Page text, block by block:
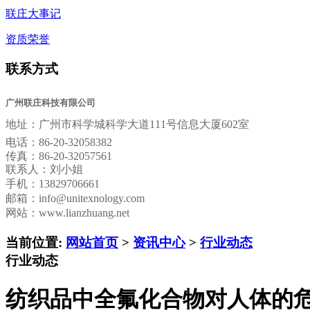
联庄大事记
资质荣誉
联系方式
广州联庄科技有限公司
地址： 广州市科学城科学大道111号信息大厦602室
电话： 86-20-32058382
传真： 86-20-32057561
联系人：刘小姐
手机：13829706661
邮箱： info@unitexnology.com
网站：www.lianzhuang.net
当前位置: 网站首页 > 资讯中心> 行业动态
行业动态
纺织品中全氟化合物对人体的